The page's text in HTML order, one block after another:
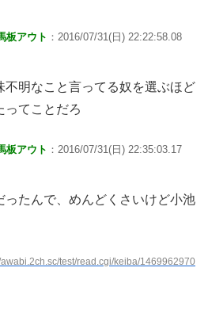
板アウト ：2016/07/31(日) 22:22:58.08
不明なこと言ってる奴を選ぶほど
ってことだろ
板アウト ：2016/07/31(日) 22:35:03.17
ったんで、めんどくさいけど小池
awabi.2ch.sc/test/read.cgi/keiba/1469962970